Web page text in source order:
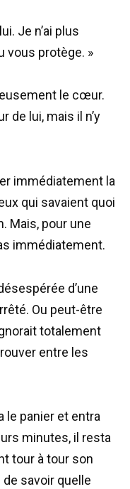
Je n’ai plus
vous protège. »
le cœur.
de lui, mais il n’y
immédiatement la
qui savaient quoi
Mais, pour une
immédiatement.
d’une
Ou peut-être
totalement
entre les
le panier et entra
minutes, il resta
tour à tour son
de savoir quelle